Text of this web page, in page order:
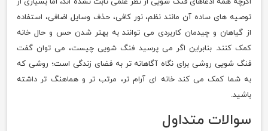
توصیه های ساده آن مانند نظم، نور کافی، حذف وسایل اضافی، استفاده
از گیاهان و چیدمان کاربردی می توانند به بهتر شدن حس و حال خانه
کمک کنند. بنابراین اگر می پرسید فنگ شویی چیست، می توان گفت
فنگ شویی روشی برای نگاه آگاهانه تر به فضای زندگی است؛ روشی که
به شما کمک می کند خانه ای آرام تر، مرتب تر و هماهنگ تر داشته
باشید.
سوالات متداول